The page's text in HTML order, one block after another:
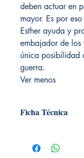
deben actuar en
mayor. Es por
Esther ayuda y
embajador de los
única posibilidad
guerra.
Ver menos
Ficha Técnica
Editorial: NORMA
Idioma: Castellano